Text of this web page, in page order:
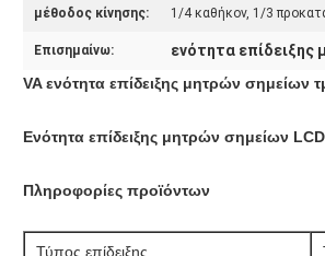
μέθοδος κίνησης: 1/4 καθήκον, 1/3
Επισημαίνω:
ενότητα επίδειξης
VA ενότητα επίδειξης μητρών
Ενότητα επίδειξης μητρών σημείων LCD
Πληροφορίες προϊόντων
Τύπος επίδειξης